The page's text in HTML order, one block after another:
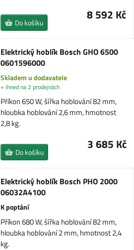
8 592 Kč
Do košíku
Elektrický hoblík Bosch GHO 6500
0601596000
Skladem u dodavatele
+ ihned na 2 prodejnách
Příkon 650 W, šířka hoblování 82 mm,
hloubka hoblování 2,6 mm, hmotnost
2,8 kg.
3 685 Kč
Do košíku
Elektrický hoblík Bosch PHO 2000
06032A4100
K poptání
Příkon 680 W, šířka hoblování 82 mm,
hloubka hoblování 2 mm, hmotnost 2,4
kg.